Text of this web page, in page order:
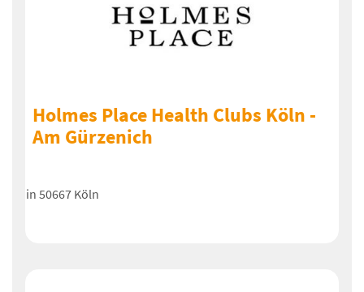
Holmes Place Health Clubs Köln -
Am Gürzenich
in 50667 Köln